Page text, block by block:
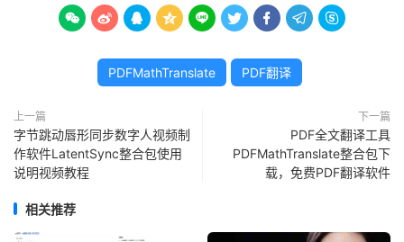
        
PDFMathTranslate PDF翻译
上一篇
字节跳动唇形同步数字人视频制
作软件LatentSync整合包使用
说明视频教程
下一篇
PDF全文翻译工具
PDFMathTranslate整合包下
载，免费PDF翻译软件
相关推荐